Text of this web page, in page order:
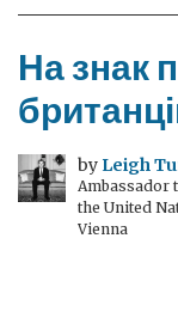
На знак
by Leigh
Ambassador
the United
Vienna